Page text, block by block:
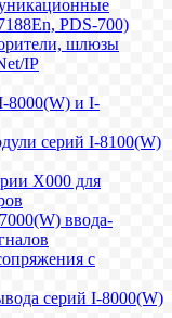
PDS-700)
шлюзы
IP
8000(W) и I-
серий I-8100(W)
X000 для
ввода-
с
серий I-8000(W)